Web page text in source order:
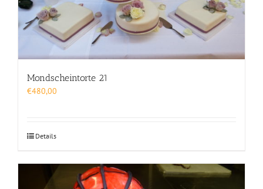
Mondscheintorte 21
€480,00
Details